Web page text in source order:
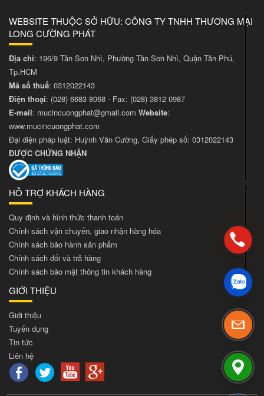
WEBSITE THUỘC SỞ HỮU: CÔNG TY TNHH THƯƠNG MẠI
LONG CƯỜNG PHÁT
Địa chỉ: 196/9 Tân Sơn Nhì, Phường Tân Sơn Nhì, Quận Tân Phú,
Tp.HCM
Mã số thuế: 0312022143
Điện thoại: (028) 6683 8068 - Fax: (028) 3812 0987
E-mail: mucincuongphat@gmail.com Website:
www.mucincuongphat.com
Đại diện pháp luật: Huỳnh Văn Cường, Giấy phép số: 0312022143
ĐƯỢC CHỨNG NHẬN
HỖ TRỢ KHÁCH HÀNG
Quy định và hình thức thanh toán
Chính sách vận chuyển, giao nhận hàng hóa
Chính sách bảo hành sản phẩm
Chính sách đổi và trả hàng
Chính sách bảo mật thông tin khách hàng
GIỚI THIỆU
Giới thiệu
Tuyển dụng
Tin tức
Liên hệ